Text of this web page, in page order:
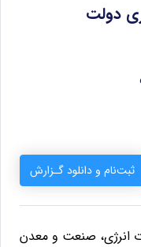
دولت
ثبت‌نام و دانلود گـزارش
انرژی، صنعت و معدن